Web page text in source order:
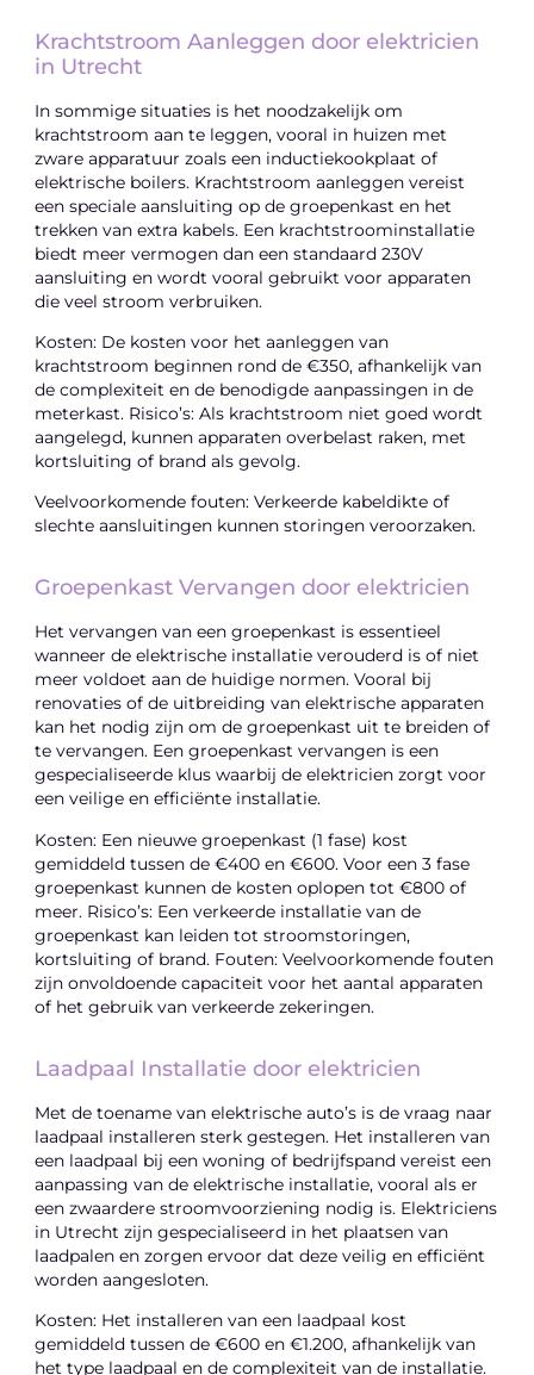
Krachtstroom Aanleggen door elektricien
in Utrecht
In sommige situaties is het noodzakelijk om
krachtstroom aan te leggen, vooral in huizen met
zware apparatuur zoals een inductiekookplaat of
elektrische boilers. Krachtstroom aanleggen vereist
een speciale aansluiting op de groepenkast en het
trekken van extra kabels. Een krachtstroominstallatie
biedt meer vermogen dan een standaard 230V
aansluiting en wordt vooral gebruikt voor apparaten
die veel stroom verbruiken.
Kosten: De kosten voor het aanleggen van
krachtstroom beginnen rond de €350, afhankelijk van
de complexiteit en de benodigde aanpassingen in de
meterkast. Risico’s: Als krachtstroom niet goed wordt
aangelegd, kunnen apparaten overbelast raken, met
kortsluiting of brand als gevolg.
Veelvoorkomende fouten: Verkeerde kabeldikte of
slechte aansluitingen kunnen storingen veroorzaken.
Groepenkast Vervangen door elektricien
Het vervangen van een groepenkast is essentieel
wanneer de elektrische installatie verouderd is of niet
meer voldoet aan de huidige normen. Vooral bij
renovaties of de uitbreiding van elektrische apparaten
kan het nodig zijn om de groepenkast uit te breiden of
te vervangen. Een groepenkast vervangen is een
gespecialiseerde klus waarbij de elektricien zorgt voor
een veilige en efficiënte installatie.
Kosten: Een nieuwe groepenkast (1 fase) kost
gemiddeld tussen de €400 en €600. Voor een 3 fase
groepenkast kunnen de kosten oplopen tot €800 of
meer. Risico’s: Een verkeerde installatie van de
groepenkast kan leiden tot stroomstoringen,
kortsluiting of brand. Fouten: Veelvoorkomende fouten
zijn onvoldoende capaciteit voor het aantal apparaten
of het gebruik van verkeerde zekeringen.
Laadpaal Installatie door elektricien
Met de toename van elektrische auto’s is de vraag naar
laadpaal installeren sterk gestegen. Het installeren van
een laadpaal bij een woning of bedrijfspand vereist een
aanpassing van de elektrische installatie, vooral als er
een zwaardere stroomvoorziening nodig is. Elektriciens
in Utrecht zijn gespecialiseerd in het plaatsen van
laadpalen en zorgen ervoor dat deze veilig en efficiënt
worden aangesloten.
Kosten: Het installeren van een laadpaal kost
gemiddeld tussen de €600 en €1.200, afhankelijk van
het type laadpaal en de complexiteit van de installatie.